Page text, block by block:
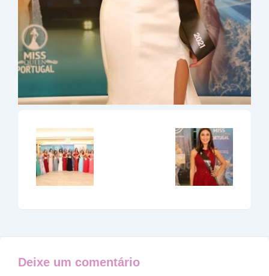
Deixe um comentário